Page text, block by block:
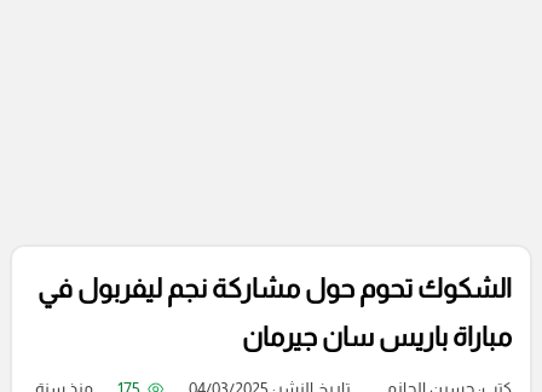
الشكوك تحوم حول مشاركة نجم ليفربول في
مباراة باريس سان جيرمان